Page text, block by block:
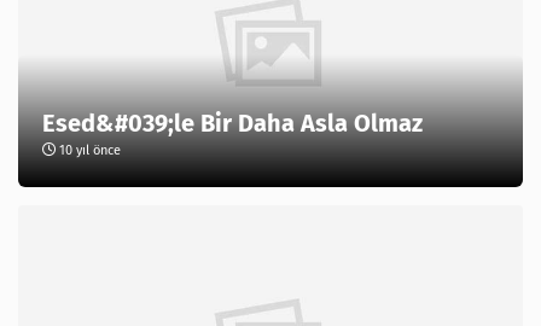
Esed&#039;le Bir Daha Asla Olmaz
10 yıl önce